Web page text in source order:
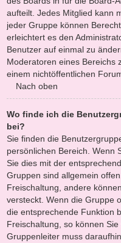
aufteilt. Jedes Mitglied kann
jeder Gruppe können
erleichtert es den
Benutzer auf einmal zu
Moderatoren eines Bereichs
einem nichtöffentlichen
Nach oben
Wo finde ich die
bei?
Sie finden die
persönlichen Bereich. Wenn
Sie dies mit der
Gruppen sind allgemein
Freischaltung, andere
versteckt. Wenn die Gruppe
die entsprechende Funktion
Freischaltung, so können
Gruppenleiter muss